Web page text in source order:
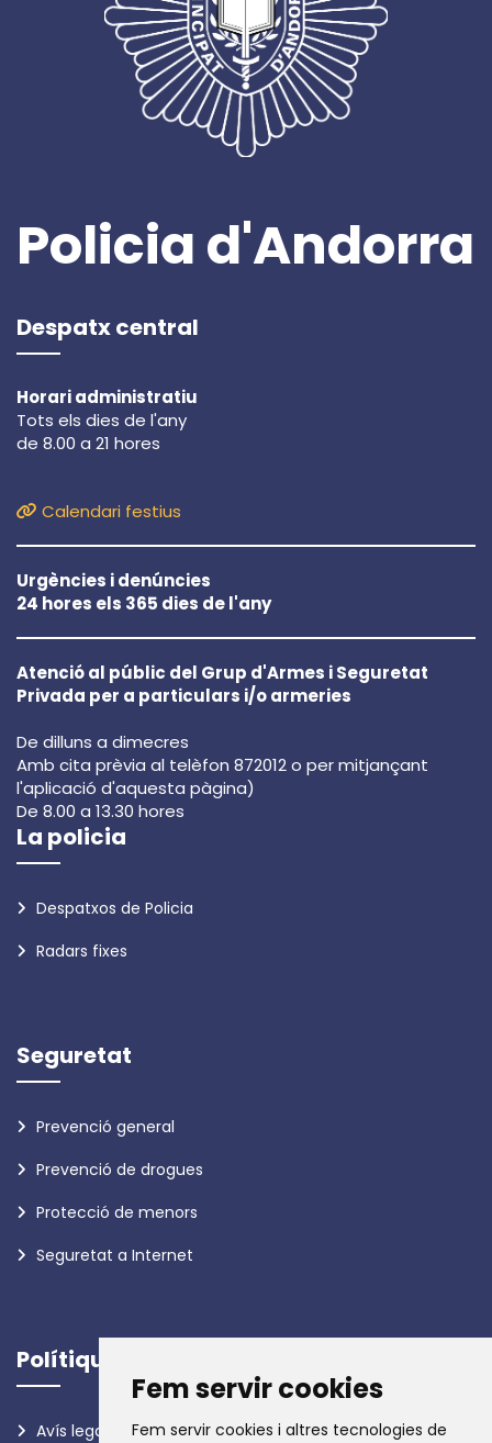
Fem servir cookies
Fem servir cookies i altres tecnologies de
Policia d'Andorra
Despatx central
Horari administratiu
Tots els dies de l'any
de 8.00 a 21 hores
Calendari festius
Urgències i denúncies
24 hores els 365 dies de l'any
Atenció al públic del Grup d'Armes i Seguretat
Privada per a particulars i/o armeries
De dilluns a dimecres
Amb cita prèvia al telèfon 872012 o per mitjançant
l'aplicació d'aquesta pàgina)
De 8.00 a 13.30 hores
La policia
Despatxos de Policia
Radars fixes
Seguretat
Prevenció general
Prevenció de drogues
Protecció de menors
Seguretat a Internet
Polítiques
Avís legal